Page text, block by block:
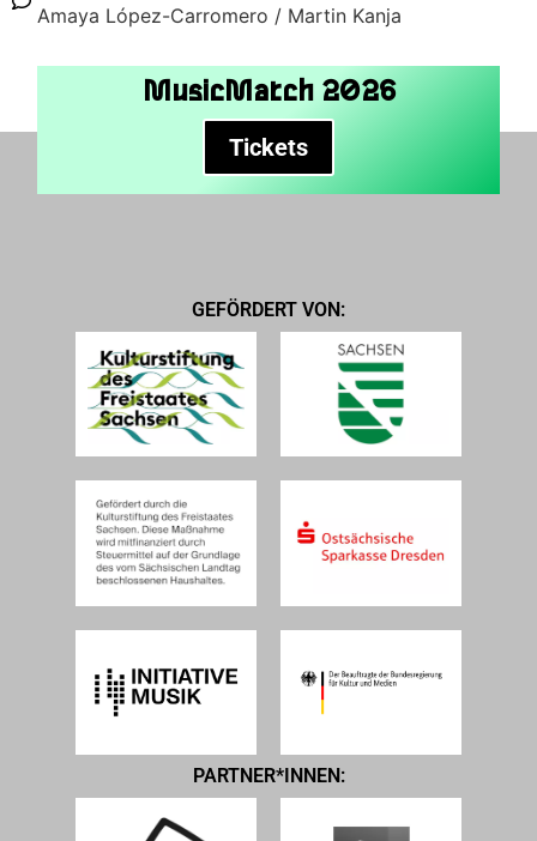
Amaya López-Carromero / Martin Kanja
MusicMatch 2026
Tickets
GEFÖRDERT VON:
PARTNER*INNEN: